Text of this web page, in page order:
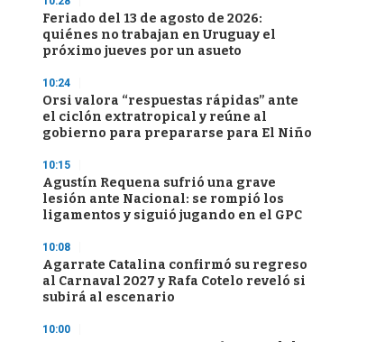
Feriado del 13 de agosto de 2026:
quiénes no trabajan en Uruguay el
próximo jueves por un asueto
10:24
Orsi valora “respuestas rápidas” ante
el ciclón extratropical y reúne al
gobierno para prepararse para El Niño
10:15
Agustín Requena sufrió una grave
lesión ante Nacional: se rompió los
ligamentos y siguió jugando en el GPC
10:08
Agarrate Catalina confirmó su regreso
al Carnaval 2027 y Rafa Cotelo reveló si
subirá al escenario
10:00